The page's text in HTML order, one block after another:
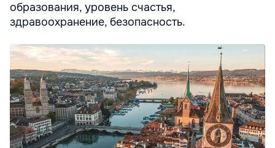
образования, уровень счастья,
здравоохранение, безопасность.